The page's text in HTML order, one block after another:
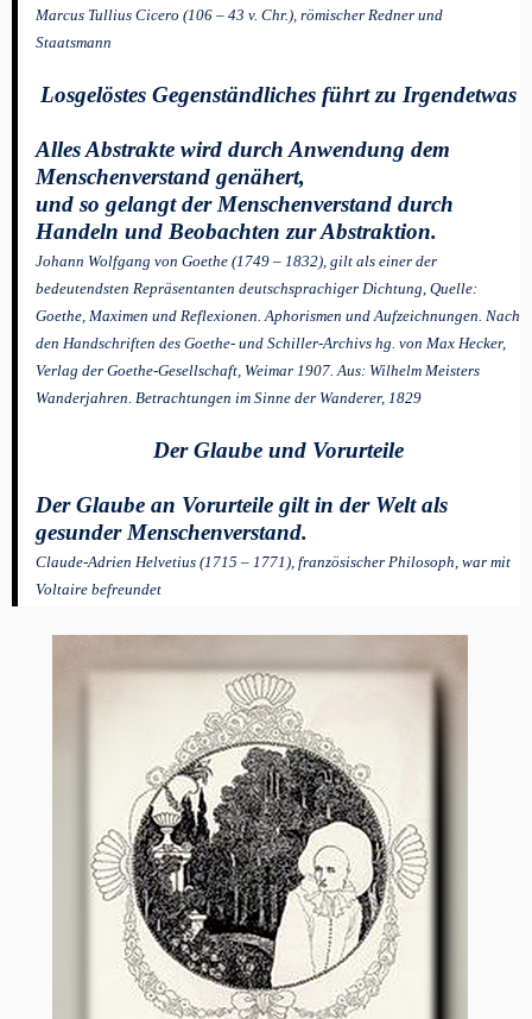
Marcus Tullius Cicero (106 – 43 v. Chr.), römischer Redner und
Staatsmann
Losgelöstes Gegenständliches führt zu Irgendetwas
Alles Abstrakte wird durch Anwendung dem
Menschenverstand genähert,
und so gelangt der Menschenverstand durch
Handeln und Beobachten zur Abstraktion.
Johann Wolfgang von Goethe (1749 – 1832), gilt als einer der
bedeutendsten Repräsentanten deutschsprachiger Dichtung, Quelle:
Goethe, Maximen und Reflexionen. Aphorismen und Aufzeichnungen. Nach
den Handschriften des Goethe- und Schiller-Archivs hg. von Max Hecker,
Verlag der Goethe-Gesellschaft, Weimar 1907. Aus: Wilhelm Meisters
Wanderjahren. Betrachtungen im Sinne der Wanderer, 1829
Der Glaube und Vorurteile
Der Glaube an Vorurteile gilt in der Welt als
gesunder Menschenverstand.
Claude-Adrien Helvetius (1715 – 1771), französischer Philosoph, war mit
Voltaire befreundet